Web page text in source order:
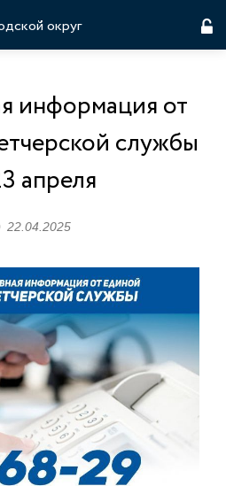
округ
информация от
службы
апреля
22.04.2025